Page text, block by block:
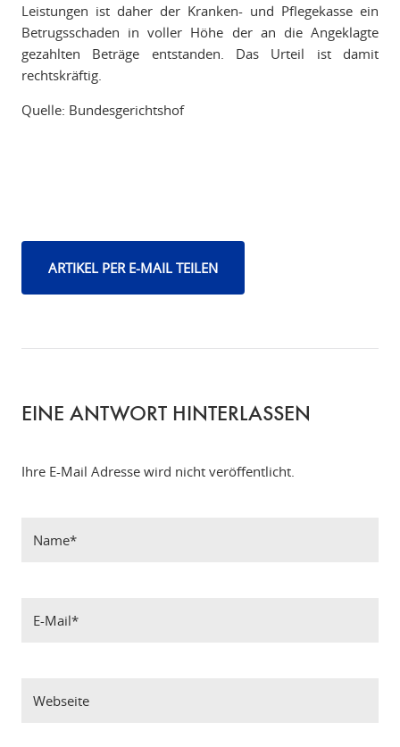
Leistungen ist daher der Kranken- und Pflegekasse ein
Betrugsschaden in voller Höhe der an die Angeklagte
gezahlten Beträge entstanden. Das Urteil ist damit
rechtskräftig.
Quelle: Bundesgerichtshof
ARTIKEL PER E-MAIL TEILEN
EINE ANTWORT HINTERLASSEN
Ihre E-Mail Adresse wird nicht veröffentlicht.